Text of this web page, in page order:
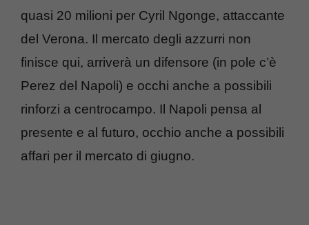
quasi 20 milioni per Cyril Ngonge, attaccante
del Verona. Il mercato degli azzurri non
finisce qui, arriverà un difensore (in pole c’è
Perez del Napoli) e occhi anche a possibili
rinforzi a centrocampo. Il Napoli pensa al
presente e al futuro, occhio anche a possibili
affari per il mercato di giugno.